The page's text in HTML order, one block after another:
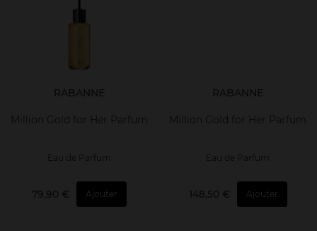
RABANNE
Million Gold for Her Parfum
Eau de Parfum
79,90 € Ajouter
RABANNE
Million Gold for Her Parfum
Eau de Parfum
148,50 € Ajouter